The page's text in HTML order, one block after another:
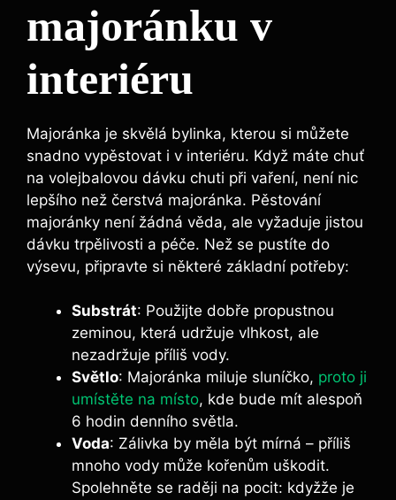
majoránku v
interiéru
Majoránka je skvělá bylinka, kterou si můžete
snadno vypěstovat i v interiéru. Když máte chuť
na volejbalovou dávku chuti při vaření, není nic
lepšího než čerstvá majoránka. Pěstování
majoránky není žádná věda, ale vyžaduje jistou
dávku trpělivosti a péče. Než se pustíte do
výsevu, připravte si některé základní potřeby:
Substrát: Použijte dobře propustnou
zeminou, která udržuje vlhkost, ale
nezadržuje příliš vody.
Světlo: Majoránka miluje sluníčko, proto ji
umístěte na místo, kde bude mít alespoň
6 hodin denního světla.
Voda: Zálivka by měla být mírná – příliš
mnoho vody může kořenům uškodit.
Spolehněte se raději na pocit: kdyžže je